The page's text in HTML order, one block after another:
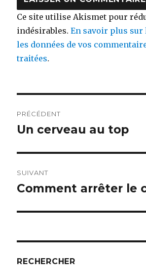
Ce site utilise Akismet pour
indésirables.En savoir plus sur
les données de vos
traitées.
de
PRÉCÉDENT
Publication
Un cerveau au top
SUIVANT
Publication
Comment arrêter le
RECHERCHER